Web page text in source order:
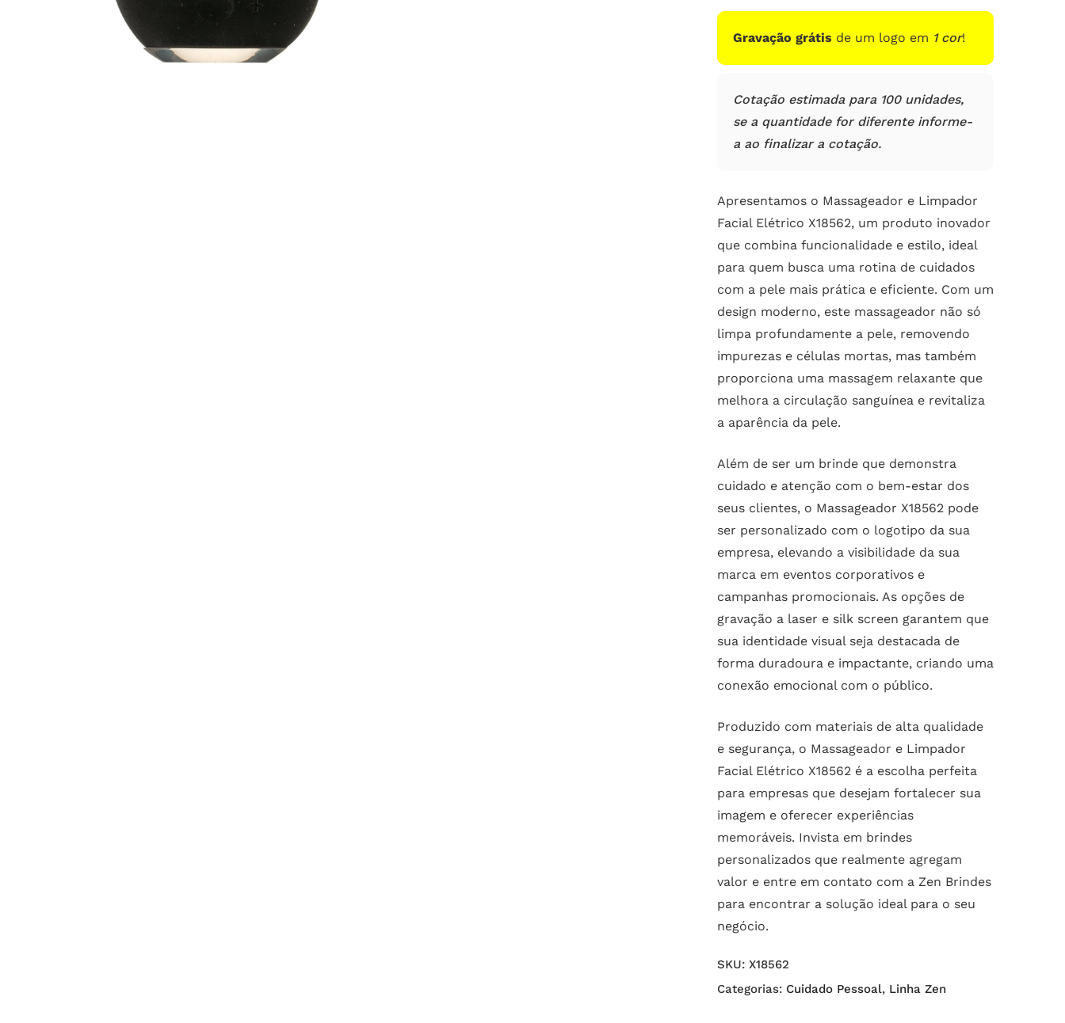
clientes
Gravação grátis de um logo em 1 cor!
Cotação estimada para 100 unidades,
se a quantidade for diferente informe-
a ao finalizar a cotação.
Apresentamos o Massageador e Limpador
Facial Elétrico X18562, um produto inovador
que combina funcionalidade e estilo, ideal
para quem busca uma rotina de cuidados
com a pele mais prática e eficiente. Com um
design moderno, este massageador não só
limpa profundamente a pele, removendo
impurezas e células mortas, mas também
proporciona uma massagem relaxante que
melhora a circulação sanguínea e revitaliza
a aparência da pele.
Além de ser um brinde que demonstra
cuidado e atenção com o bem-estar dos
seus clientes, o Massageador X18562 pode
ser personalizado com o logotipo da sua
empresa, elevando a visibilidade da sua
marca em eventos corporativos e
campanhas promocionais. As opções de
gravação a laser e silk screen garantem que
sua identidade visual seja destacada de
forma duradoura e impactante, criando uma
conexão emocional com o público.
Produzido com materiais de alta qualidade
e segurança, o Massageador e Limpador
Facial Elétrico X18562 é a escolha perfeita
para empresas que desejam fortalecer sua
imagem e oferecer experiências
memoráveis. Invista em brindes
personalizados que realmente agregam
valor e entre em contato com a Zen Brindes
para encontrar a solução ideal para o seu
negócio.
SKU: X18562
Categorias: Cuidado Pessoal, Linha Zen